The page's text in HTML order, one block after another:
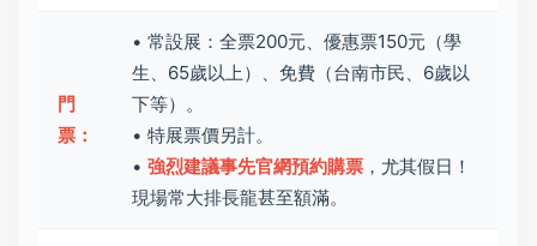
門
票：
• 常設展：全票200元、優惠票150元（學
生、65歲以上）、免費（台南市民、6歲以
下等）。
• 特展票價另計。
• 強烈建議事先官網預約購票 ，尤其假日！
現場常大排長龍甚至額滿。